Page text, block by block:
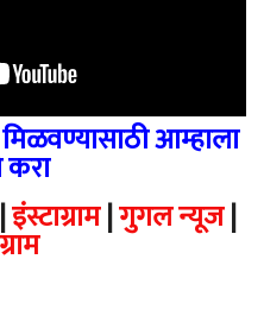
आम्हाला
इंस्टाग्राम|गुगल न्यूज|